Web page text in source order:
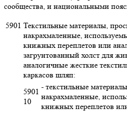
сообщества, и национальными
5901 Текстильные материалы,
накрахмаленные,
книжных переплетов или
загрунтованный холст для
аналогичные жесткие
каркасов шляп:
5901
10
- текстильные
накрахмаленные,
книжных переплетов